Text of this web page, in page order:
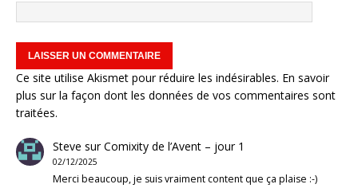
Ce site utilise Akismet pour réduire les indésirables. En savoir
plus sur la façon dont les données de vos commentaires sont
traitées.
Steve surComixity de l’Avent – jour 1
02/12/2025
Merci beaucoup, je suis vraiment content que ça plaise :-)